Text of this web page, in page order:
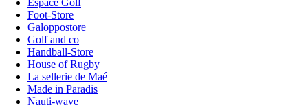
Espace Golf
Foot-Store
Galoppostore
Golf and co
Handball-Store
House of Rugby
La sellerie de Maé
Made in Paradis
Nauti-wave